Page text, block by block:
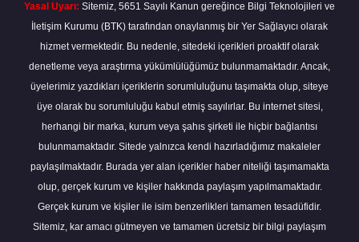
Yasal Uyarı: Sitemiz, 5651 Sayılı Kanun gereğince Bilgi Teknolojileri ve
İletişim Kurumu (BTK) tarafından onaylanmış bir Yer Sağlayıcı olarak
hizmet vermektedir. Bu nedenle, sitedeki içerikleri proaktif olarak
denetleme veya araştırma yükümlülüğümüz bulunmamaktadır. Ancak,
üyelerimiz yazdıkları içeriklerin sorumluluğunu taşımakta olup, siteye
üye olarak bu sorumluluğu kabul etmiş sayılırlar. Bu internet sitesi,
herhangi bir marka, kurum veya şahıs şirketi ile hiçbir bağlantısı
bulunmamaktadır. Sitede yalnızca kendi hazırladığımız makaleler
paylaşılmaktadır. Burada yer alan içerikler haber niteliği taşımamakta
olup, gerçek kurum ve kişiler hakkında paylaşım yapılmamaktadır.
Gerçek kurum ve kişiler ile isim benzerlikleri tamamen tesadüfidir.
Sitemiz, kar amacı gütmeyen ve tamamen ücretsiz bir bilgi paylaşım